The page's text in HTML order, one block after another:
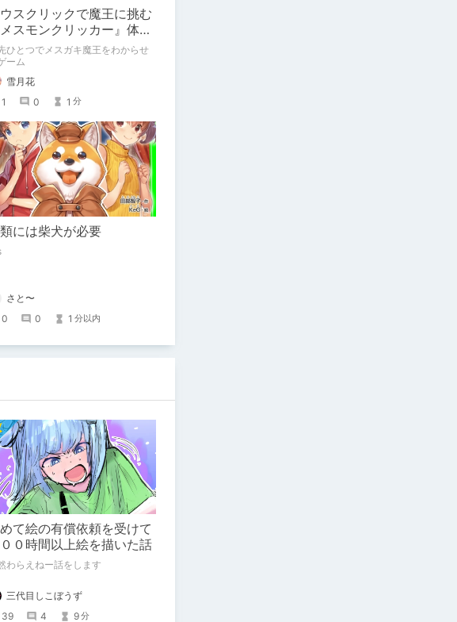
スクリックで魔王に挑む
メスモンクリッカー』体験
レイしてみた
ひとつでメスガキ魔王をわからせ
ーム
雪月花
1
0 1 分
類には柴犬が必要
さと〜
0
0 1 分以内
て絵の有償依頼を受けて
００時間以上絵を描いた話
わらえねー話をします
三代目しこぼうず
39
4 9分